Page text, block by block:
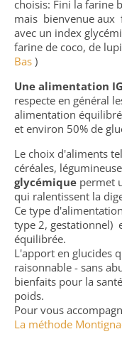
choisis: Fini la farine
mais bienvenue aux
avec un index
farine de coco, de
Bas )
Une alimentation
respecte en général
alimentation
et environ 50% de
Le choix d'aliments
céréales,
glycémique permet
qui ralentissent la
Ce type
type 2, gestationnel)
équilibrée.
L'apport en glucides
raisonnable - sans
bienfaits pour la
poids.
Pour vous
La méthode